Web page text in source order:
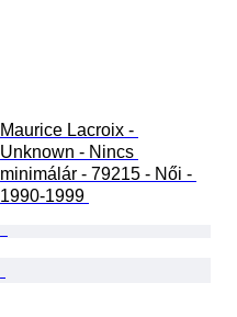
Maurice Lacroix -
Unknown - Nincs
minimálár - 79215 - Női -
1990-1999